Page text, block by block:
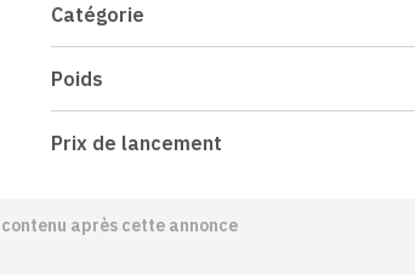
Catégorie
Poids
Prix de lancement
après cette annonce